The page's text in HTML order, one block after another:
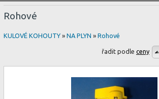
Rohové
KULOVÉ KOHOUTY » NA PLYN » Rohové
řadit podle ceny